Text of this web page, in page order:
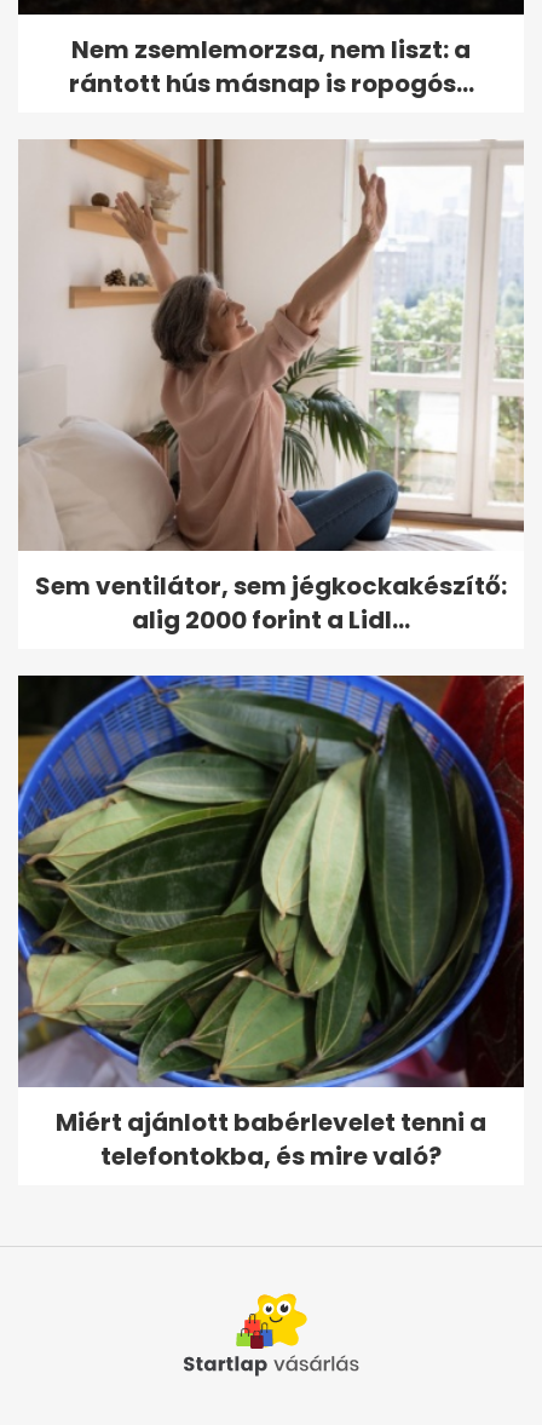
Nem zsemlemorzsa, nem liszt: a
rántott hús másnap is ropogós...
Sem ventilátor, sem jégkockakészítő:
alig 2000 forint a Lidl...
Miért ajánlott babérlevelet tenni a
telefontokba, és mire való?